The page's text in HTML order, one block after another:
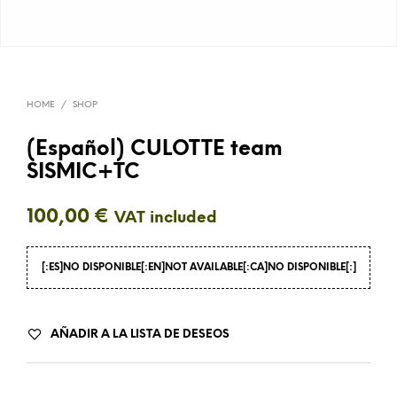
HOME / SHOP
(Español) CULOTTE team
SISMIC+TC
100,00 € VAT included
[:ES]NO DISPONIBLE[:EN]NOT AVAILABLE[:CA]NO DISPONIBLE[:]
AÑADIR A LA LISTA DE DESEOS